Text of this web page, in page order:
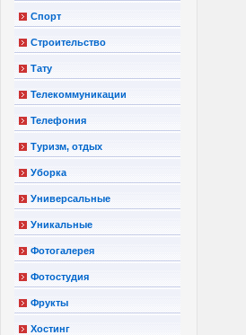
Спорт
Строительство
Тату
Телекоммуникации
Телефония
Туризм, отдых
Уборка
Универсальные
Уникальные
Фотогалерея
Фотостудия
Фрукты
Хостинг